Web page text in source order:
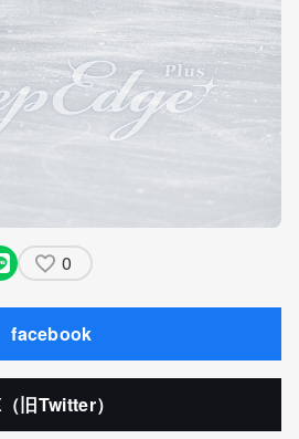
0
facebook
旧Twitter）